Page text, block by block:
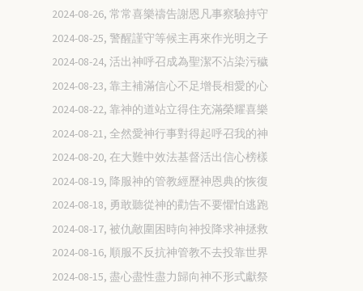
2024-08-26, 常常喜樂禱告謝恩凡事察驗持守
2024-08-25, 警醒謹守等候主再來作光明之子
2024-08-24, 活出神呼召成為聖潔不沾染污穢
2024-08-23, 靠主補滿信心不足增長相愛的心
2024-08-22, 靠神的道站立得住充滿榮耀喜樂
2024-08-21, 全然愛神行事對得起呼召我的神
2024-08-20, 在大難中效法基督活出信心榜樣
2024-08-19, 降服神的管教經歷神恩典的恢復
2024-08-18, 勇敢聽從神的勸告不要懼怕逃跑
2024-08-17, 被仇敵圍困時向神投降求神拯救
2024-08-16, 順服不反抗神管教不去投靠世界
2024-08-15, 盡心盡性盡力歸向神不形式獻祭